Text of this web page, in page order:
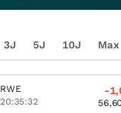
3J 5J 10J Max
RWE
20:35:32
-